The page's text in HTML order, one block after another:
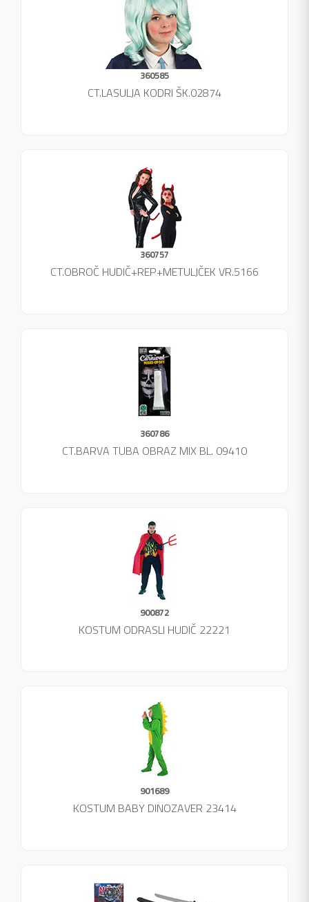
360585
CT.LASULJA KODRI ŠK.02874
360757
CT.OBROČ HUDIČ+REP+METULJČEK VR.5166
360786
CT.BARVA TUBA OBRAZ MIX BL. 09410
900872
KOSTUM ODRASLI HUDIČ 22221
901689
KOSTUM BABY DINOZAVER 23414